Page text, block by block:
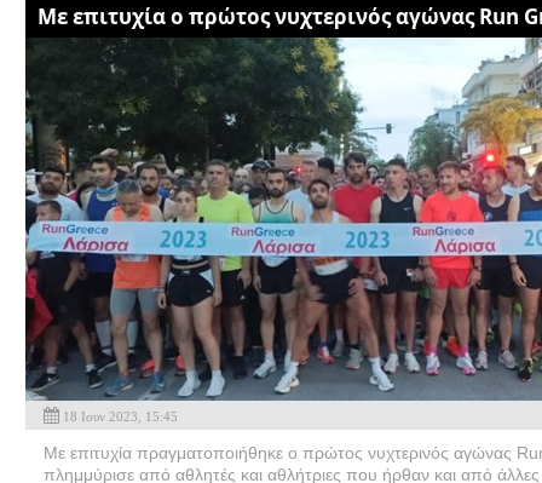
Με επιτυχία ο πρώτος νυχτερινός αγώνας Run
18 Ιουν 2023, 15:45
Με επιτυχία πραγματοποιήθηκε ο πρώτος νυχτερινός αγώνας
πλημμύρισε από αθλητές και αθλήτριες που ήρθαν και από